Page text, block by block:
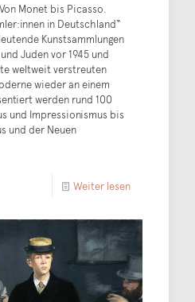
Monet bis Picasso.
in Deutschland“
Kunstsammlungen
Juden vor 1945 und
weltweit verstreuten
wieder an einem
werden rund 100
und Impressionismus bis
und der Neuen
Weiter lesen